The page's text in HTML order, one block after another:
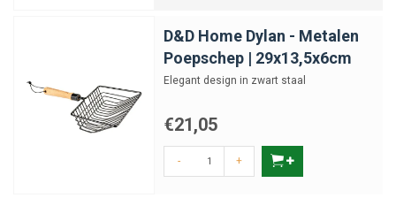
D&D Home Dylan - Metalen
Poepschep | 29x13,5x6cm
Elegant design in zwart staal
€21,05
- +